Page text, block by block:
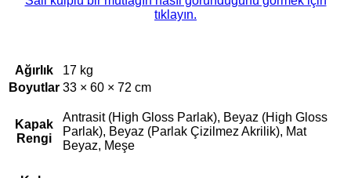
tıklayın.
Ağırlık
17 kg
Boyutlar 33 × 60 × 72 cm
Kapak
Rengi
Antrasit (High Gloss Parlak), Beyaz (High Gloss
Parlak), Beyaz (Parlak Çizilmez Akrilik), Mat
Beyaz, Meşe